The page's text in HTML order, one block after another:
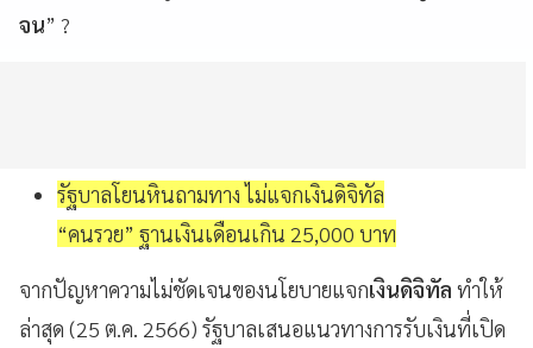
จน” ?
รัฐบาลโยนหินถามทาง ไม่แจกเงินดิจิทัล
“คนรวย” ฐานเงินเดือนเกิน 25,000 บาท
จากปัญหาความไม่ชัดเจนของนโยบายแจกเงินดิจิทัล ทำให้
ล่าสุด (25 ต.ค. 2566) รัฐบาลเสนอแนวทางการรับเงินที่เปิด